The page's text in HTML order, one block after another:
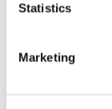
Statistics
Marketing
€ 8,99